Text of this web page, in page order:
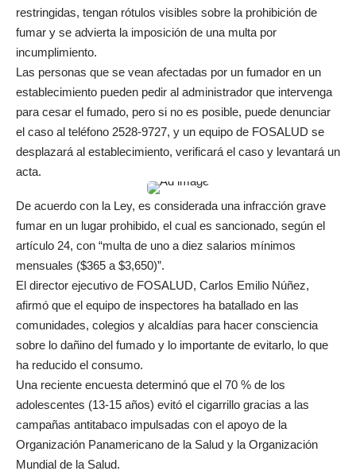
restringidas, tengan rótulos visibles sobre la prohibición de
fumar y se advierta la imposición de una multa por
incumplimiento.
Las personas que se vean afectadas por un fumador en un
establecimiento pueden pedir al administrador que intervenga
para cesar el fumado, pero si no es posible, puede denunciar
el caso al teléfono 2528-9727, y un equipo de FOSALUD se
desplazará al establecimiento, verificará el caso y levantará un
acta.
De acuerdo con la Ley, es considerada una infracción grave
fumar en un lugar prohibido, el cual es sancionado, según el
artículo 24, con “multa de uno a diez salarios mínimos
mensuales ($365 a $3,650)”.
El director ejecutivo de FOSALUD, Carlos Emilio Núñez,
afirmó que el equipo de inspectores ha batallado en las
comunidades, colegios y alcaldías para hacer consciencia
sobre lo dañino del fumado y lo importante de evitarlo, lo que
ha reducido el consumo.
Una reciente encuesta determinó que el 70 % de los
adolescentes (13-15 años) evitó el cigarrillo gracias a las
campañas antitabaco impulsadas con el apoyo de la
Organización Panamericano de la Salud y la Organización
Mundial de la Salud.